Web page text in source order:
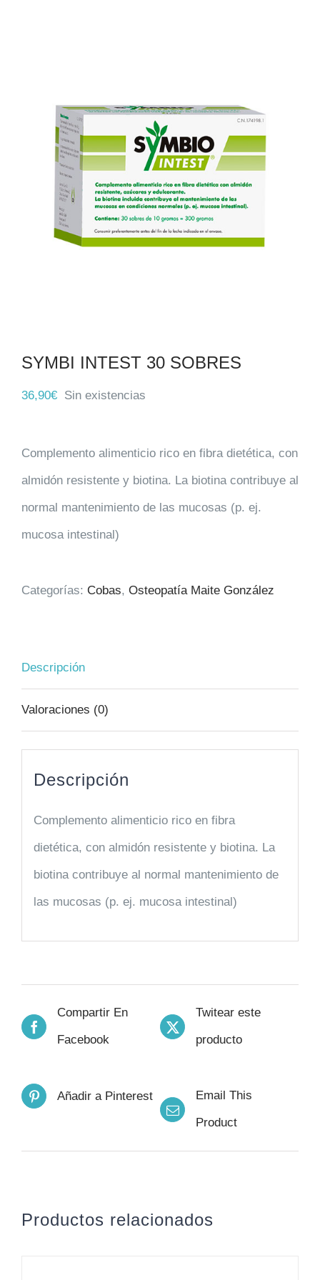
SYMBI INTEST 30 SOBRES
36,90€ Sin existencias
Complemento alimenticio rico en fibra dietética, con
almidón resistente y biotina. La biotina contribuye al
normal mantenimiento de las mucosas (p. ej.
mucosa intestinal)
Categorías: Cobas, Osteopatía Maite González
Descripción
Valoraciones (0)
Descripción
Complemento alimenticio rico en fibra
dietética, con almidón resistente y biotina. La
biotina contribuye al normal mantenimiento de
las mucosas (p. ej. mucosa intestinal)
Compartir En
Facebook
Twitear este
producto
Añadir a Pinterest
Email This
Product
Productos relacionados